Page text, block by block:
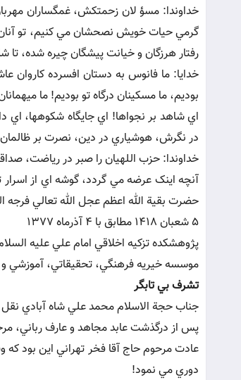
خداوندا: مسؤ لان زحمتکش، غمگساران
گرمي حيات خويش نصحشان مي کنيم، تو آنان را
رفتار هرزگان و خيانت پيشگان چيره شده، تا
خدايا: ما فانوس به دستان افسرده کاروان
بوديم، ما مسکينان درگاه تو بوديم! ما
اي شاهد بر نجواها! اي جايگاه شکوهها، اي
در نگرش، هوشياري در دين، نصرت بر ظالمان
خداوندا: حزب اللهيان را صبر در رياضت،
آنچه اينک عرضه مي گردد، گوشه اي از
حضرت بقية الله اعظم عجل الله تعالي
5 شعبان 1418 مطابق با 4 آذرماه 1377
پژوهشکده تزکيه اخلاقي امام علي عليه
موسسه خيريه فرهنگي، تحقيقاتي،
تشرف بي تابگر
جناب حجة الاسلام محمد علي شاه آبادي
پس از درگذشت عابد مجاهد و عارف رباني،
عادت مرحوم حاج آقا فخر تهراني اين بود
دوري مي نمود!